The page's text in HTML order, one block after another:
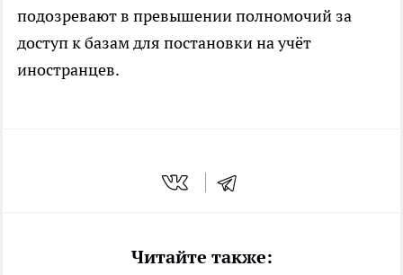
подозревают в превышении полномочий за
доступ к базам для постановки на учёт
иностранцев.
Читайте также: